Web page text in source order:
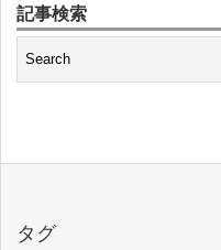
記事検索
タグ